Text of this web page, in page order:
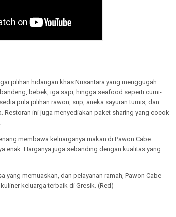
pilihan hidangan khas Nusantara yang menggugah
bebek, iga sapi, hingga seafood seperti cumi-
pula pilihan rawon, sup, aneka sayuran tumis, dan
ini juga menyediakan paket sharing yang cocok
membawa keluarganya makan di Pawon Cabe.
enak. Harganya juga sebanding dengan kualitas yang
yang memuaskan, dan pelayanan ramah, Pawon Cabe
keluarga terbaik di Gresik. (Red)